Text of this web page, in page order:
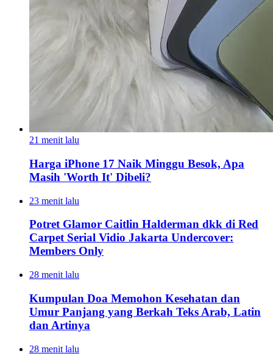
21 menit lalu
Harga iPhone 17 Naik Minggu Besok, Apa
Masih 'Worth It' Dibeli?
23 menit lalu
Potret Glamor Caitlin Halderman dkk di Red
Carpet Serial Vidio Jakarta Undercover:
Members Only
28 menit lalu
Kumpulan Doa Memohon Kesehatan dan
Umur Panjang yang Berkah Teks Arab, Latin
dan Artinya
28 menit lalu